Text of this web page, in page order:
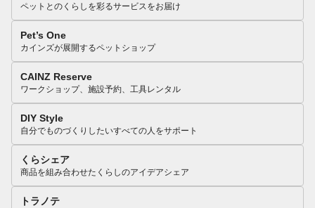
ペットとのくらしを彩るサービスをお届け
Pet’s One
カインズが展開するペットショップ
CAINZ Reserve
ワークショップ、施設予約、工具レンタル
DIY Style
自分でものづくりしたいすべての人をサポート
くらシェア
商品を組み合わせたくらしのアイデアシェア
トラノテ